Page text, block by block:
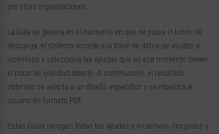
por otras organizaciones.
La Guía se genera en el momento en que se pulsa el botón de
descarga, el sistema accede a la base de datos de ayudas e
incentivos y selecciona las ayudas que en ese momento tienen
el plazo de solicitud abierto. A continuación, el resultado
obtenido se adapta a un diseño específico y se muestra al
usuario en formato PDF.
Estas Guías recogen todas las ayudas e incentivos otorgados y